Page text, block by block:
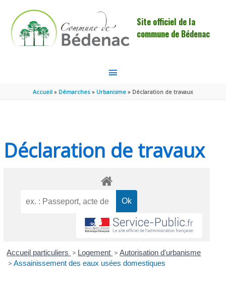
Site officiel de la
commune de Bédenac
MENU
PRINCIPAL
Accueil Démarches Urbanisme Déclaration de travaux
Déclaration de travaux
Accueil particuliers > Logement > Autorisation d'urbanisme
> Assainissement des eaux usées domestiques